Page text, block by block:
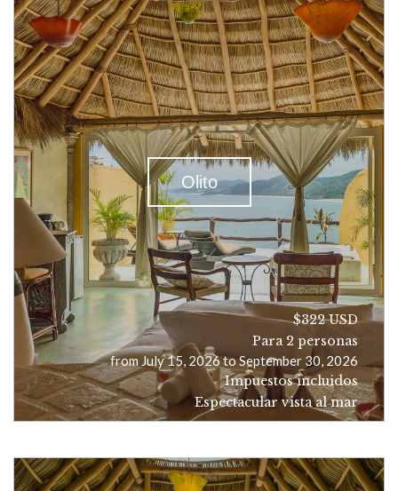
$322 USD
Para 2 personas
from July 15, 2026 to September 30, 2026
Impuestos incluidos
Espectacular vista al mar
Olito